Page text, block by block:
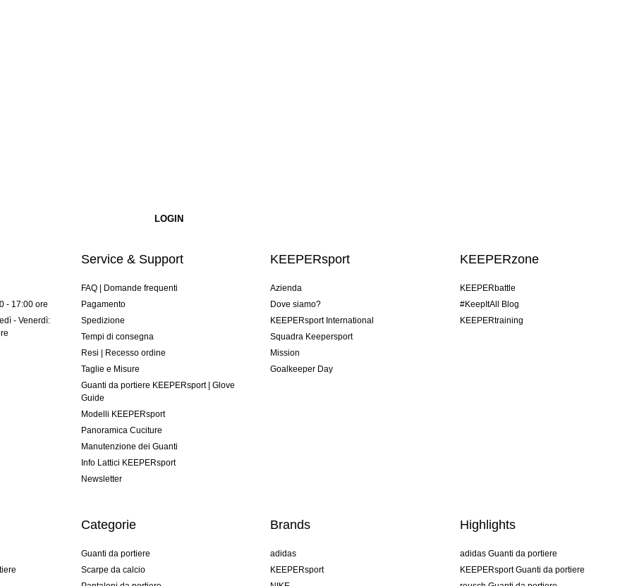
- 17:00 ore
- Venerdì:
Service & Support
FAQ | Domande frequenti
Pagamento
Spedizione
Tempi di consegna
Resi | Recesso ordine
Taglie e Misure
Guanti da portiere KEEPERsport | Glove
Guide
Modelli KEEPERsport
Panoramica Cuciture
Manutenzione dei Guanti
Info Lattici KEEPERsport
Newsletter
KEEPERsport
Azienda
Dove siamo?
KEEPERsport International
Squadra Keepersport
Mission
Goalkeeper Day
KEEPERzone
KEEPERbattle
#KeepItAll Blog
KEEPERtraining
Categorie
Guanti da portiere
Scarpe da calcio
Brands
adidas
KEEPERsport
Highlights
adidas Guanti da portiere
KEEPERsport Guanti da portiere